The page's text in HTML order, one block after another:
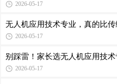
2026-05-17
无人机应用技术专业，真的比
2026-05-17
别踩雷！家长选无人机应用技
2026-05-17